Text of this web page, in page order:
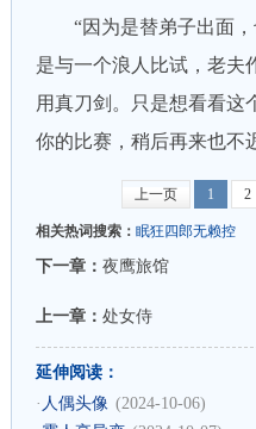
“因为是替弟子出面，
是与一个浪人比试，老夫
用真刀剑。只是想看看这
你的比赛，稍后再来也不
上一页 1 2
相关热词搜索： 眠狂四郎无赖控
下一章： 夜鹰旅馆
上一章： 处女侍
延伸阅读：
· 人偶头像 (2024-10-06)